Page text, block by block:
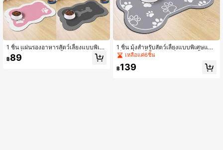
1 ชิ้น แผ่นรองอาหารสัตว์เลี้ยงแบบพิเศ
ษ กันลื่น ซึมซับความชื้น และทำความส
ะอาดง่ายมีการระบายน้ำ สำหรับแมวแ
฿89
1 ชิ้น มุ้งสำหรับสัตว์เลี้ยงแบบพิเศษและ
เป็นเอกสิทธิ์ พื้นรองกันลื่นซึมซับน้ำและ
ทำความสะอาดง่าย เหมาะสำหรับแมว
และสุนัข ของขวัญที่ดีสำหรับคนรักสัตว์เ
เหลือแค่6ชิ้น
฿139